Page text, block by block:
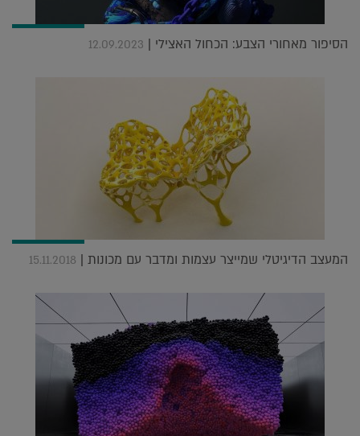
הסיפור מאחורי הצבע: הכחול האצילי | 12.09.2023
המעצב הדיגיטלי שמייצר עצמות ומדבר עם מכונות | 15.11.2018